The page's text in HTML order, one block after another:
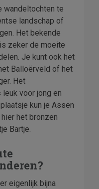
wandeltochten te
landschap of
Het bekende
zeker de moeite
Je kunt ook het
Balloërveld of het
Het
voor jong en
kun je Assen
het bronzen
Bartje.
eigenlijk bijna